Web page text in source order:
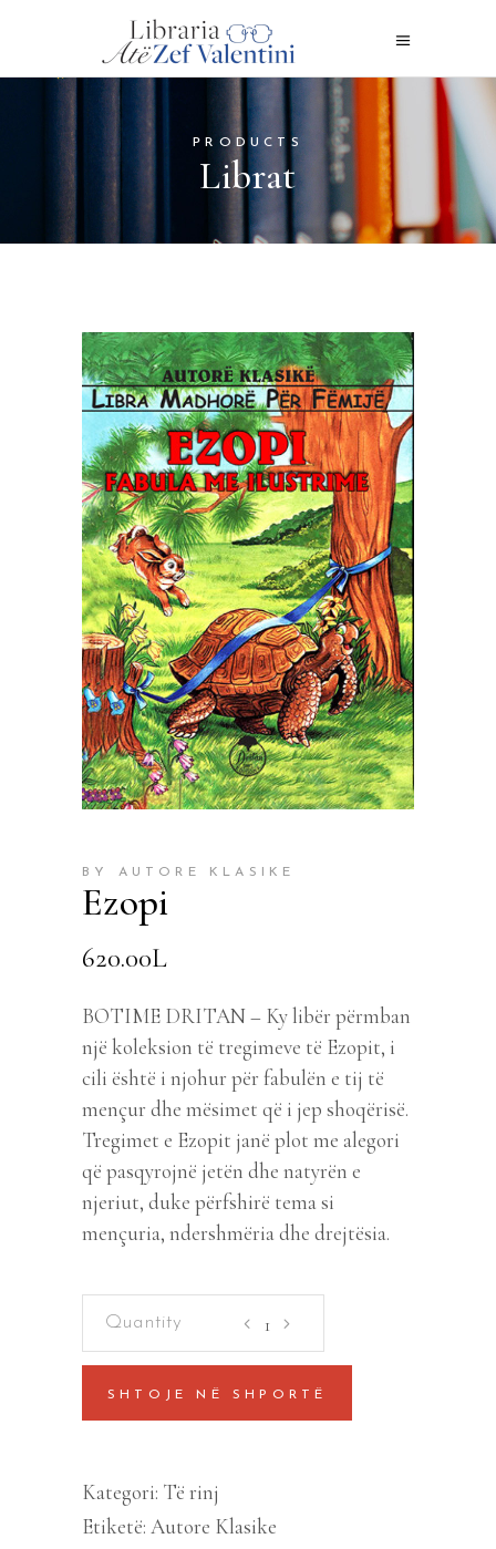
PRODUCTS
Librat
BY AUTORE KLASIKE
Ezopi
620.00L
BOTIME DRITAN – Ky libër përmban
një koleksion të tregimeve të Ezopit, i
cili është i njohur për fabulën e tij të
mençur dhe mësimet që i jep shoqërisë.
Tregimet e Ezopit janë plot me alegori
që pasqyrojnë jetën dhe natyrën e
njeriut, duke përfshirë tema si
mençuria, ndershmëria dhe drejtësia.
SHTOJE NË SHPORTË
Kategori: Të rinj
Etiketë: Autore Klasike